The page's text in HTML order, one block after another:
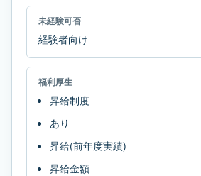
未経験可否
経験者向け
福利厚生
昇給制度
あり
昇給(前年度実績)
昇給金額